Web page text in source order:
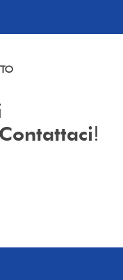
Contattaci !
Contattaci!